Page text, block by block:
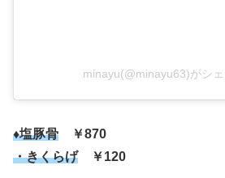
minayu(@minayu63)がシ
♦塩豚骨 ￥870
・きくらげ￥120